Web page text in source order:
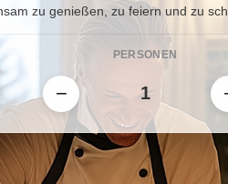
zu genießen, zu feiern und zu
PERSONEN
−